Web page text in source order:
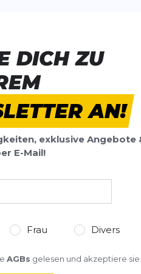
DICH ZU
AN!
exklusive Angebote
E-Mail!
Frau Divers
AGBs gelesen und akzeptiere sie.